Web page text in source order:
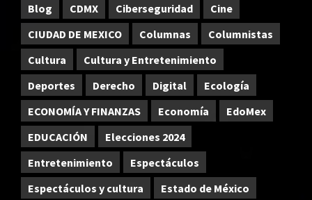
Blog CDMX Ciberseguridad
Cine
CIUDAD DE MEXICO
Columnas
Columnistas
Cultura
Cultura y Entretenimiento
Deportes
Derecho Digital
Ecología
ECONOMÍA Y FINANZAS
Economía
EdoMex
EDUCACIÓN
Elecciones 2024
Entretenimiento
Espectáculos
Espectáculos y cultura
Estado de México